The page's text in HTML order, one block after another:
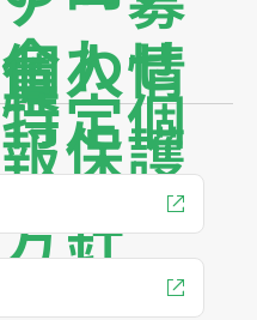
集
個人情
報保護
方針
合わせ
特定個
人情報
保護方